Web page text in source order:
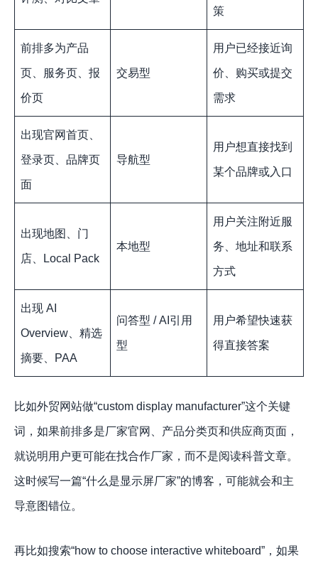
策
前排多为产品
页、服务页、报
价页
交易型
用户已经接近询
价、购买或提交
需求
出现官网首页、
登录页、品牌页
面
导航型
用户想直接找到
某个品牌或入口
出现地图、门
店、Local Pack
本地型
用户关注附近服
务、地址和联系
方式
出现 AI
Overview、精选
摘要、PAA
问答型 / AI引用
型
用户希望快速获
得直接答案
比如外贸网站做“custom display manufacturer”这个关键
词，如果前排多是厂家官网、产品分类页和供应商页面，
就说明用户更可能在找合作厂家，而不是阅读科普文章。
这时候写一篇“什么是显示屏厂家”的博客，可能就会和主
导意图错位。
再比如搜索“how to choose interactive whiteboard”，如果